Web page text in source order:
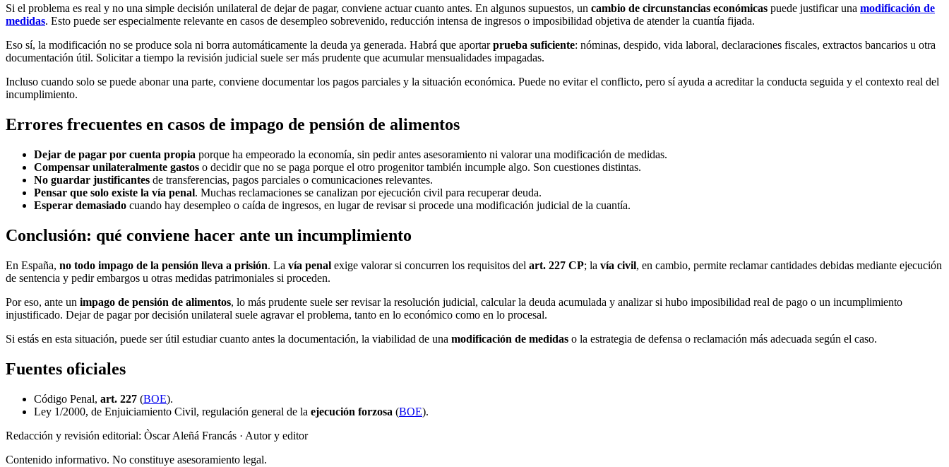
Si el problema es real y no una simple decisión unilateral de dejar de pagar, conviene actuar cuanto antes. En algunos supuestos, un cambio de circunstancias económicas puede justificar una modificación de
medidas. Esto puede ser especialmente relevante en casos de desempleo sobrevenido, reducción intensa de ingresos o imposibilidad objetiva de atender la cuantía fijada.
Eso sí, la modificación no se produce sola ni borra automáticamente la deuda ya generada. Habrá que aportarprueba suficiente: nóminas, despido, vida laboral, declaraciones fiscales, extractos bancarios u otra
documentación útil. Solicitar a tiempo la revisión judicial suele ser más prudente que acumular mensualidades impagadas.
Incluso cuando solo se puede abonar una parte, conviene documentar los pagos parciales y la situación económica. Puede no evitar el conflicto, pero sí ayuda a acreditar la conducta seguida y el contexto real del
incumplimiento.
Errores frecuentes en casos de impago de pensión de alimentos
Dejar de pagar por cuenta propia porque ha empeorado la economía, sin pedir antes asesoramiento ni valorar una modificación de medidas.
Compensar unilateralmente gastos o decidir que no se paga porque el otro progenitor también incumple algo. Son cuestiones distintas.
No guardar justificantes de transferencias, pagos parciales o comunicaciones relevantes.
Pensar que solo existe la vía penal. Muchas reclamaciones se canalizan por ejecución civil para recuperar deuda.
Esperar demasiado cuando hay desempleo o caída de ingresos, en lugar de revisar si procede una modificación judicial de la cuantía.
Conclusión: qué conviene hacer ante un incumplimiento
En España, no todo impago de la pensión lleva a prisión. La vía penal exige valorar si concurren los requisitos del art. 227 CP; la vía civil, en cambio, permite reclamar cantidades debidas mediante ejecución
de sentencia y pedir embargos u otras medidas patrimoniales si proceden.
Por eso, ante un impago de pensión de alimentos, lo más prudente suele ser revisar la resolución judicial, calcular la deuda acumulada y analizar si hubo imposibilidad real de pago o un incumplimiento
injustificado. Dejar de pagar por decisión unilateral suele agravar el problema, tanto en lo económico como en lo procesal.
Si estás en esta situación, puede ser útil estudiar cuanto antes la documentación, la viabilidad de una modificación de medidas o la estrategia de defensa o reclamación más adecuada según el caso.
Fuentes oficiales
Código Penal, art. 227 (BOE).
Ley 1/2000, de Enjuiciamiento Civil, regulación general de la ejecución forzosa (BOE).
Redacción y revisión editorial: Òscar Aleñá Francás · Autor y editor
Contenido informativo. No constituye asesoramiento legal.